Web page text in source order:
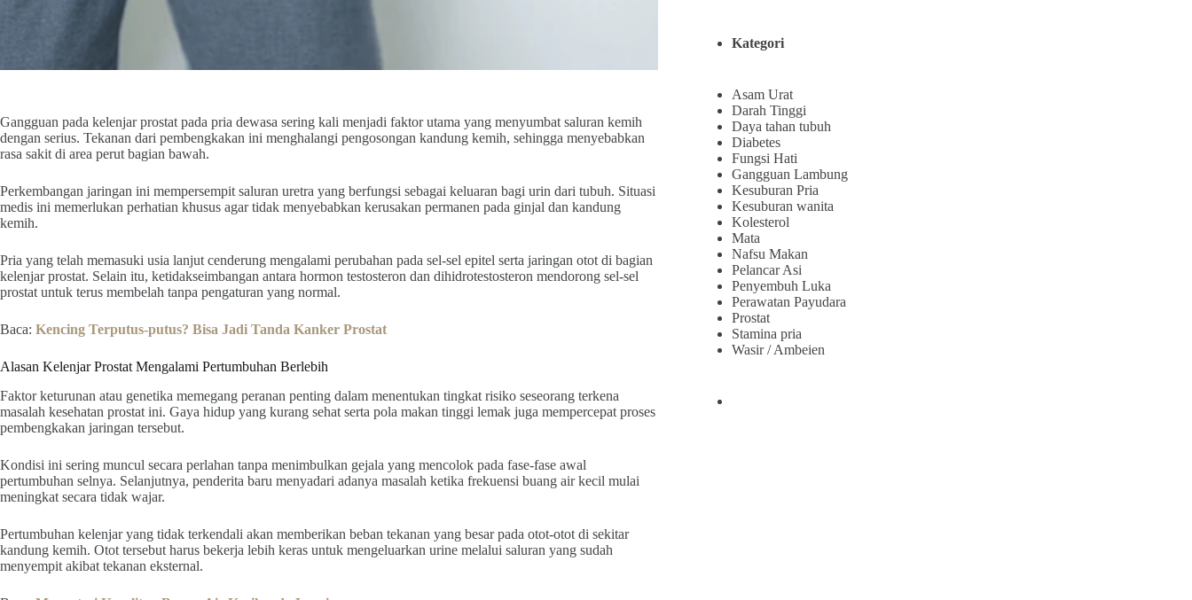
Gangguan pada kelenjar prostat pada pria dewasa sering kali menjadi faktor utama yang menyumbat saluran kemih
dengan serius. Tekanan dari pembengkakan ini menghalangi pengosongan kandung kemih, sehingga menyebabkan
rasa sakit di area perut bagian bawah.
Perkembangan jaringan ini mempersempit saluran uretra yang berfungsi sebagai keluaran bagi urin dari tubuh. Situasi
medis ini memerlukan perhatian khusus agar tidak menyebabkan kerusakan permanen pada ginjal dan kandung
kemih.
Pria yang telah memasuki usia lanjut cenderung mengalami perubahan pada sel-sel epitel serta jaringan otot di bagian
kelenjar prostat. Selain itu, ketidakseimbangan antara hormon testosteron dan dihidrotestosteron mendorong sel-sel
prostat untuk terus membelah tanpa pengaturan yang normal.
Baca: Kencing Terputus-putus? Bisa Jadi Tanda Kanker Prostat
Alasan Kelenjar Prostat Mengalami Pertumbuhan Berlebih
Faktor keturunan atau genetika memegang peranan penting dalam menentukan tingkat risiko seseorang terkena
masalah kesehatan prostat ini. Gaya hidup yang kurang sehat serta pola makan tinggi lemak juga mempercepat proses
pembengkakan jaringan tersebut.
Kondisi ini sering muncul secara perlahan tanpa menimbulkan gejala yang mencolok pada fase-fase awal
pertumbuhan selnya. Selanjutnya, penderita baru menyadari adanya masalah ketika frekuensi buang air kecil mulai
meningkat secara tidak wajar.
Pertumbuhan kelenjar yang tidak terkendali akan memberikan beban tekanan yang besar pada otot-otot di sekitar
kandung kemih. Otot tersebut harus bekerja lebih keras untuk mengeluarkan urine melalui saluran yang sudah
menyempit akibat tekanan eksternal.
Kategori
Asam Urat
Darah Tinggi
Daya tahan tubuh
Diabetes
Fungsi Hati
Gangguan Lambung
Kesuburan Pria
Kesuburan wanita
Kolesterol
Mata
Nafsu Makan
Pelancar Asi
Penyembuh Luka
Perawatan Payudara
Prostat
Stamina pria
Wasir / Ambeien